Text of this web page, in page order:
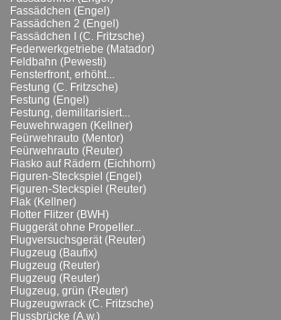
Fassädchen (Engel)
Fassädchen 2 (Engel)
Fassädchen I (C. Fritzsche)
Federwerkgetriebe (Matador)
Feldbahn (Pewesti)
Fensterfront, erhöht...
Festung (C. Fritzsche)
Festung (Engel)
Festung, demilitarisiert...
Feuwehrwagen (Kellner)
Feürwehrauto (Mentor)
Feürwehrauto (Reuter)
Fiasko auf Rädern (Eichhorn)
Figuren-Steckspiel (Engel)
Figuren-Steckspiel (Reuter)
Flak (Kellner)
Flotter Flitzer (BWH)
Fluggerät ohne Propeller...
Flugversuchsgerät (Reuter)
Flugzeug (Baufix)
Flugzeug (Reuter)
Flugzeug (Reuter)
Flugzeug, grün (Reuter)
Flugzeugwrack (C. Fritzsche)
Flussbrücke (A.w.)